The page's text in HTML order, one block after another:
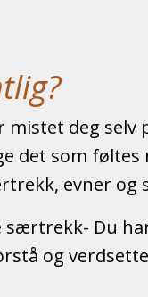
deg selv
det som
evner og
Du
og